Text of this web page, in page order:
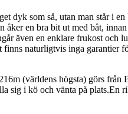
dyk som så, utan man står i
en bra bit ut med båt,
även en enklare frukost och
finns naturligtvis inga garantier
(världens högsta) görs
sig i kö och vänta på plats.En